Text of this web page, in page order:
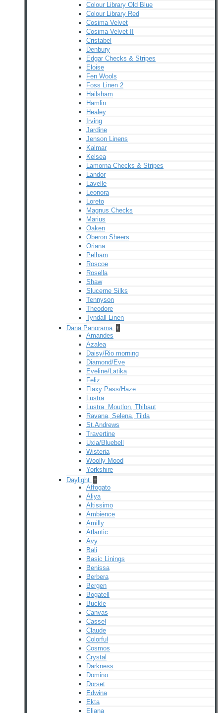
Colour Library Old Blue
Colour Library Red
Cosima Velvet
Cosima Velvet II
Cristabel
Denbury
Edgar Checks & Stripes
Eloise
Fen Wools
Foss Linen 2
Hailsham
Hamlin
Healey
Irving
Jardine
Jenson Linens
Kalmar
Kelsea
Lamorna Checks & Stripes
Landor
Lavelle
Leonora
Loreto
Magnus Checks
Marius
Oaken
Oberon Sheers
Oriana
Pelham
Roscoe
Rosella
Shaw
Slucerne Silks
Tennyson
Theodore
Tyndall Linen
Dana Panorama +
Amandes
Azalea
Daisy/Rio morning
Diamond/Eve
Eveline/Latika
Feliz
Flaxy Pass/Haze
Lustra
Lustra, Moutlon, Thibaut
Ravana, Selena, Tilda
St.Andrews
Travertine
Uxia/Bluebell
Wisteria
Woolly Mood
Yorkshire
Daylight +
Affogato
Aliya
Altissimo
Ambience
Amilly
Atlantic
Avy
Bali
Basic Linings
Benissa
Berbera
Bergen
Bogatell
Buckle
Canvas
Cassel
Claude
Colorful
Cosmos
Crystal
Darkness
Domino
Dorset
Edwina
Ekta
Eliana